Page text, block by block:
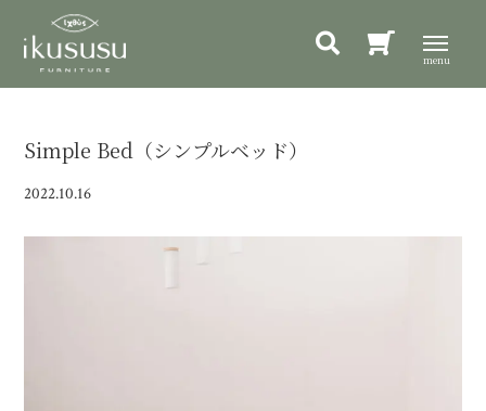
Simple Bed（シンプルベッド）
2022.10.16